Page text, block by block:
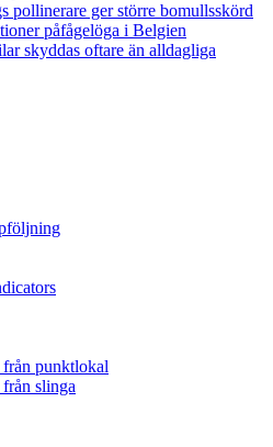
pollinerare ger större bomullsskörd
påfågelöga i Belgien
skyddas oftare än alldagliga
från punktlokal
slinga